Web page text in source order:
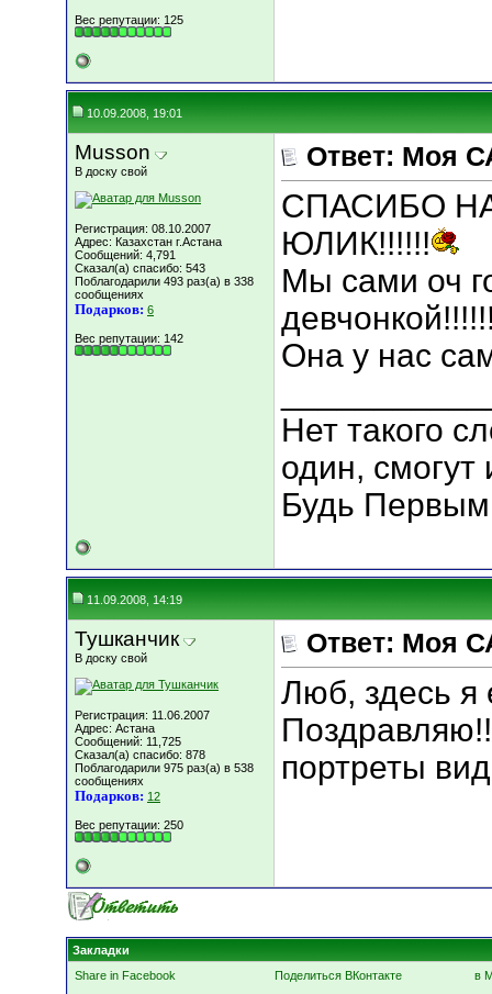
Вес репутации: 125
10.09.2008, 19:01
Musson
В доску свой
Регистрация: 08.10.2007
Адрес: Казахстан г.Астана
Сообщений: 4,791
Сказал(а) спасибо: 543
Поблагодарили 493 раз(а) в 338
сообщениях
Подарков: 6
Вес репутации: 142
Ответ: Моя
СПАСИБО
ЮЛИК!!!!!!
Мы сами оч
Она у нас
Нет такого
один, смогут
Будь
11.09.2008, 14:19
Тушканчик
В доску свой
Регистрация: 11.06.2007
Адрес: Астана
Сообщений: 11,725
Сказал(а) спасибо: 878
Поблагодарили 975 раз(а) в 538
сообщениях
Подарков: 12
Вес репутации: 250
Ответ: Моя
Люб, здесь я
портреты
Закладки
Share in Facebook
Поделиться ВКонтакте
в